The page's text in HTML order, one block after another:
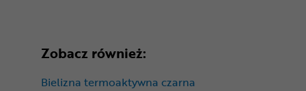
Zobacz również:
Bielizna termoaktywna czarna